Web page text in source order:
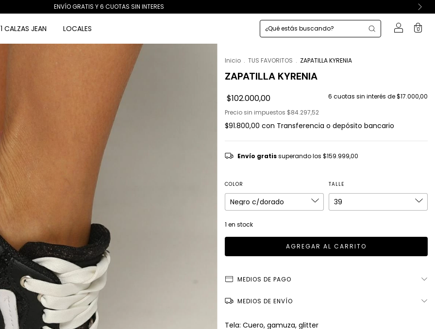
ENVÍO GRATIS Y 6 CUOTAS SIN INTERES
CALZAS JEAN LOCALES 0
Inicio . TUS FAVORITOS . ZAPATILLA KYRENIA
ZAPATILLA KYRENIA
$102.000,00 6 cuotas sin interés de$17.000,00
Precio sin impuestos $84.297,52
$91.800,00 con Transferencia o depósito bancario
Envío gratis superando los $159.999,00
COLOR TALLE
1 en stock
MEDIOS DE PAGO
MEDIOS DE ENVÍO
Tela: Cuero, gamuza, glitter